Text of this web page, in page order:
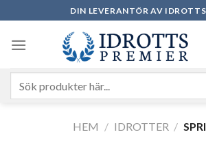
to
content
DIN LEVERANTÖR AV
HEM / IDROTTER /